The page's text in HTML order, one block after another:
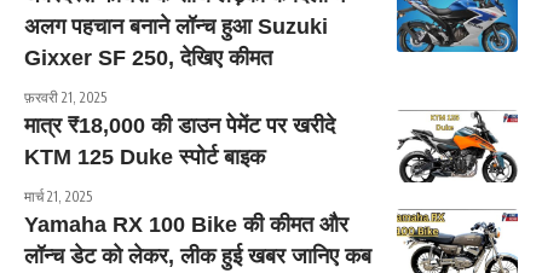
अलग पहचान बनाने लॉन्च हुआ Suzuki
Gixxer SF 250, देखिए कीमत
फ़रवरी 21, 2025
मात्र ₹18,000 की डाउन पेमेंट पर खरीदे
KTM 125 Duke स्पोर्ट बाइक
मार्च 21, 2025
Yamaha RX 100 Bike की कीमत और
लॉन्च डेट को लेकर, लीक हुई खबर जानिए कब